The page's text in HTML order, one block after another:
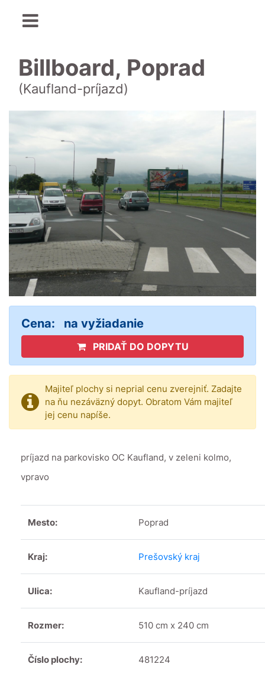
Billboard, Poprad
(Kaufland-príjazd)
Cena: na vyžiadanie
PRIDAŤ DO DOPYTU
Majiteľ plochy si neprial cenu zverejniť. Zadajte
na ňu nezáväzný dopyt. Obratom Vám majiteľ
jej cenu napíše.
príjazd na parkovisko OC Kaufland, v zeleni kolmo,
vpravo
Mesto: Poprad
Kraj: Prešovský kraj
Ulica: Kaufland-príjazd
Rozmer: 510 cm x 240 cm
Číslo plochy: 481224